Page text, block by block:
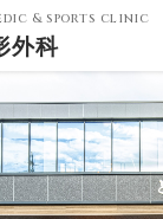
& sports clinic
外科